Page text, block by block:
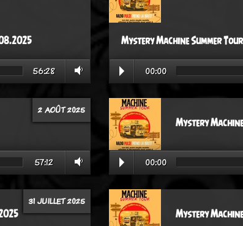
56:28
Mystery Machine Summer
00:00
2 AOÛT 2025
57:12
Mystery
00:00
31 JUILLET 2025
Mystery